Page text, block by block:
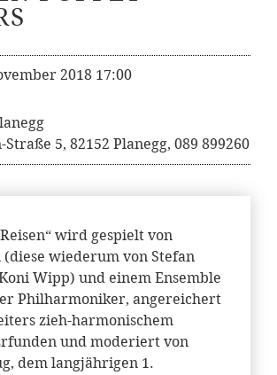
2018 17:00
5, 82152 Planegg, 089 899260
wird gespielt von
wiederum von Stefan
Wipp) und einem Ensemble
Philharmoniker, angereichert
zieh-harmonischem
und moderiert von
dem langjährigen 1.